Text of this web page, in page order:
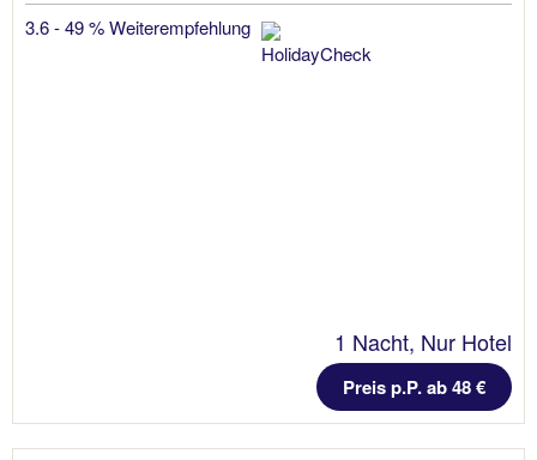
3.6 - 49 % Weiterempfehlung
1 Nacht, Nur Hotel
Preis p.P. ab 48 €